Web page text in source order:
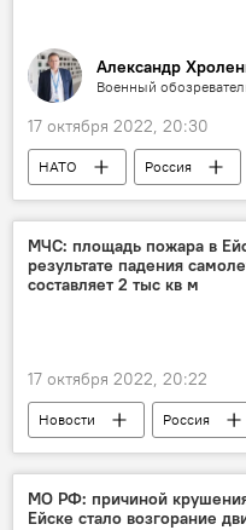
Александр
Военный
17 октября 2022, 20:30
НАТО Россия
Украина
учения
вооружение
Аналитика
МЧС: площадь пожара в
результате падения
составляет 2 тыс кв м
17 октября 2022, 20:22
Новости Россия
боевая авиация
МЧС РФ
МО РФ: причиной
Ейске стало возгорание